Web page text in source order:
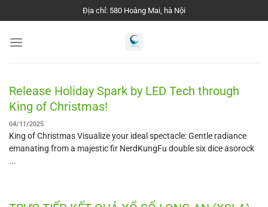
đến
nội
Địa chỉ: 580 Hoàng Mai, hà Nội
Release Holiday Spark by LED Tech through
King of Christmas!
04/11/2025
King of Christmas Visualize your ideal spectacle: Gentle radiance
emanating from a majestic fir NerdKungFu double six dice asorock
...